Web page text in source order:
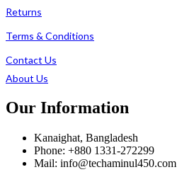
Returns
Terms & Conditions
Contact Us
About Us
Our Information
Kanaighat, Bangladesh
Phone: +880 1331-272299
Mail: info@techaminul450.com